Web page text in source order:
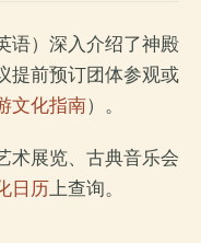
语）深入介绍了神殿
提前预订团体参观或
文化指南）。
术展览、古典音乐会
日历上查询。